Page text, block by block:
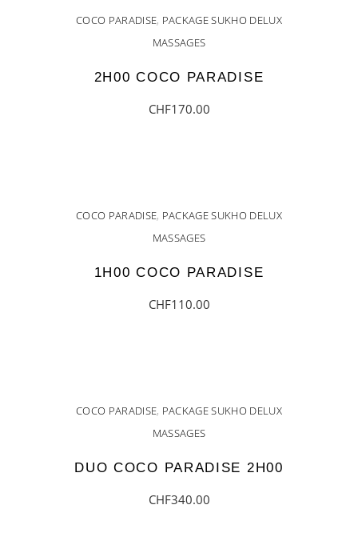
COCO PARADISE, PACKAGE SUKHO DELUX
MASSAGES
2H00 COCO PARADISE
CHF170.00
COCO PARADISE, PACKAGE SUKHO DELUX
MASSAGES
1H00 COCO PARADISE
CHF110.00
COCO PARADISE, PACKAGE SUKHO DELUX
MASSAGES
DUO COCO PARADISE 2H00
CHF340.00